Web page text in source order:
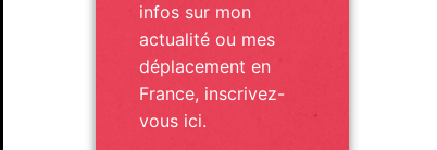
infos sur mon
actualité ou mes
déplacement en
France, inscrivez-
vous ici.